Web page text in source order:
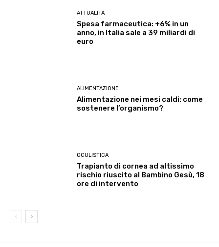
ATTUALITÀ
Spesa farmaceutica: +6% in un
anno, in Italia sale a 39 miliardi di
euro
ALIMENTAZIONE
Alimentazione nei mesi caldi: come
sostenere l’organismo?
OCULISTICA
Trapianto di cornea ad altissimo
rischio riuscito al Bambino Gesù, 18
ore di intervento